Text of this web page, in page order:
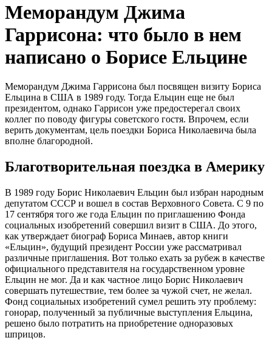
Меморандум Джима
Гаррисона: что было в нем
написано о Борисе Ельцине
Меморандум Джима Гаррисона был посвящен визиту Бориса
Ельцина в США в 1989 году. Тогда Ельцин еще не был
президентом, однако Гаррисон уже предостерегал своих
коллег по поводу фигуры советского гостя. Впрочем, если
верить документам, цель поездки Бориса Николаевича была
вполне благородной.
Благотворительная поездка в Америку
В 1989 году Борис Николаевич Ельцин был избран народным
депутатом СССР и вошел в состав Верховного Совета. С 9 по
17 сентября того же года Ельцин по приглашению Фонда
социальных изобретений совершил визит в США. До этого,
как утверждает биограф Бориса Минаев, автор книги
«Ельцин», будущий президент России уже рассматривал
различные приглашения. Вот только ехать за рубеж в качестве
официального представителя на государственном уровне
Ельцин не мог. Да и как частное лицо Борис Николаевич
совершать путешествие, тем более за чужой счет, не желал.
Фонд социальных изобретений сумел решить эту проблему:
гонорар, полученный за публичные выступления Ельцина,
решено было потратить на приобретение одноразовых
шприцов.